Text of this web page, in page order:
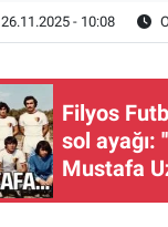
26.11.2025 - 10:08
Filyos
sol ayağı:
Mustafa